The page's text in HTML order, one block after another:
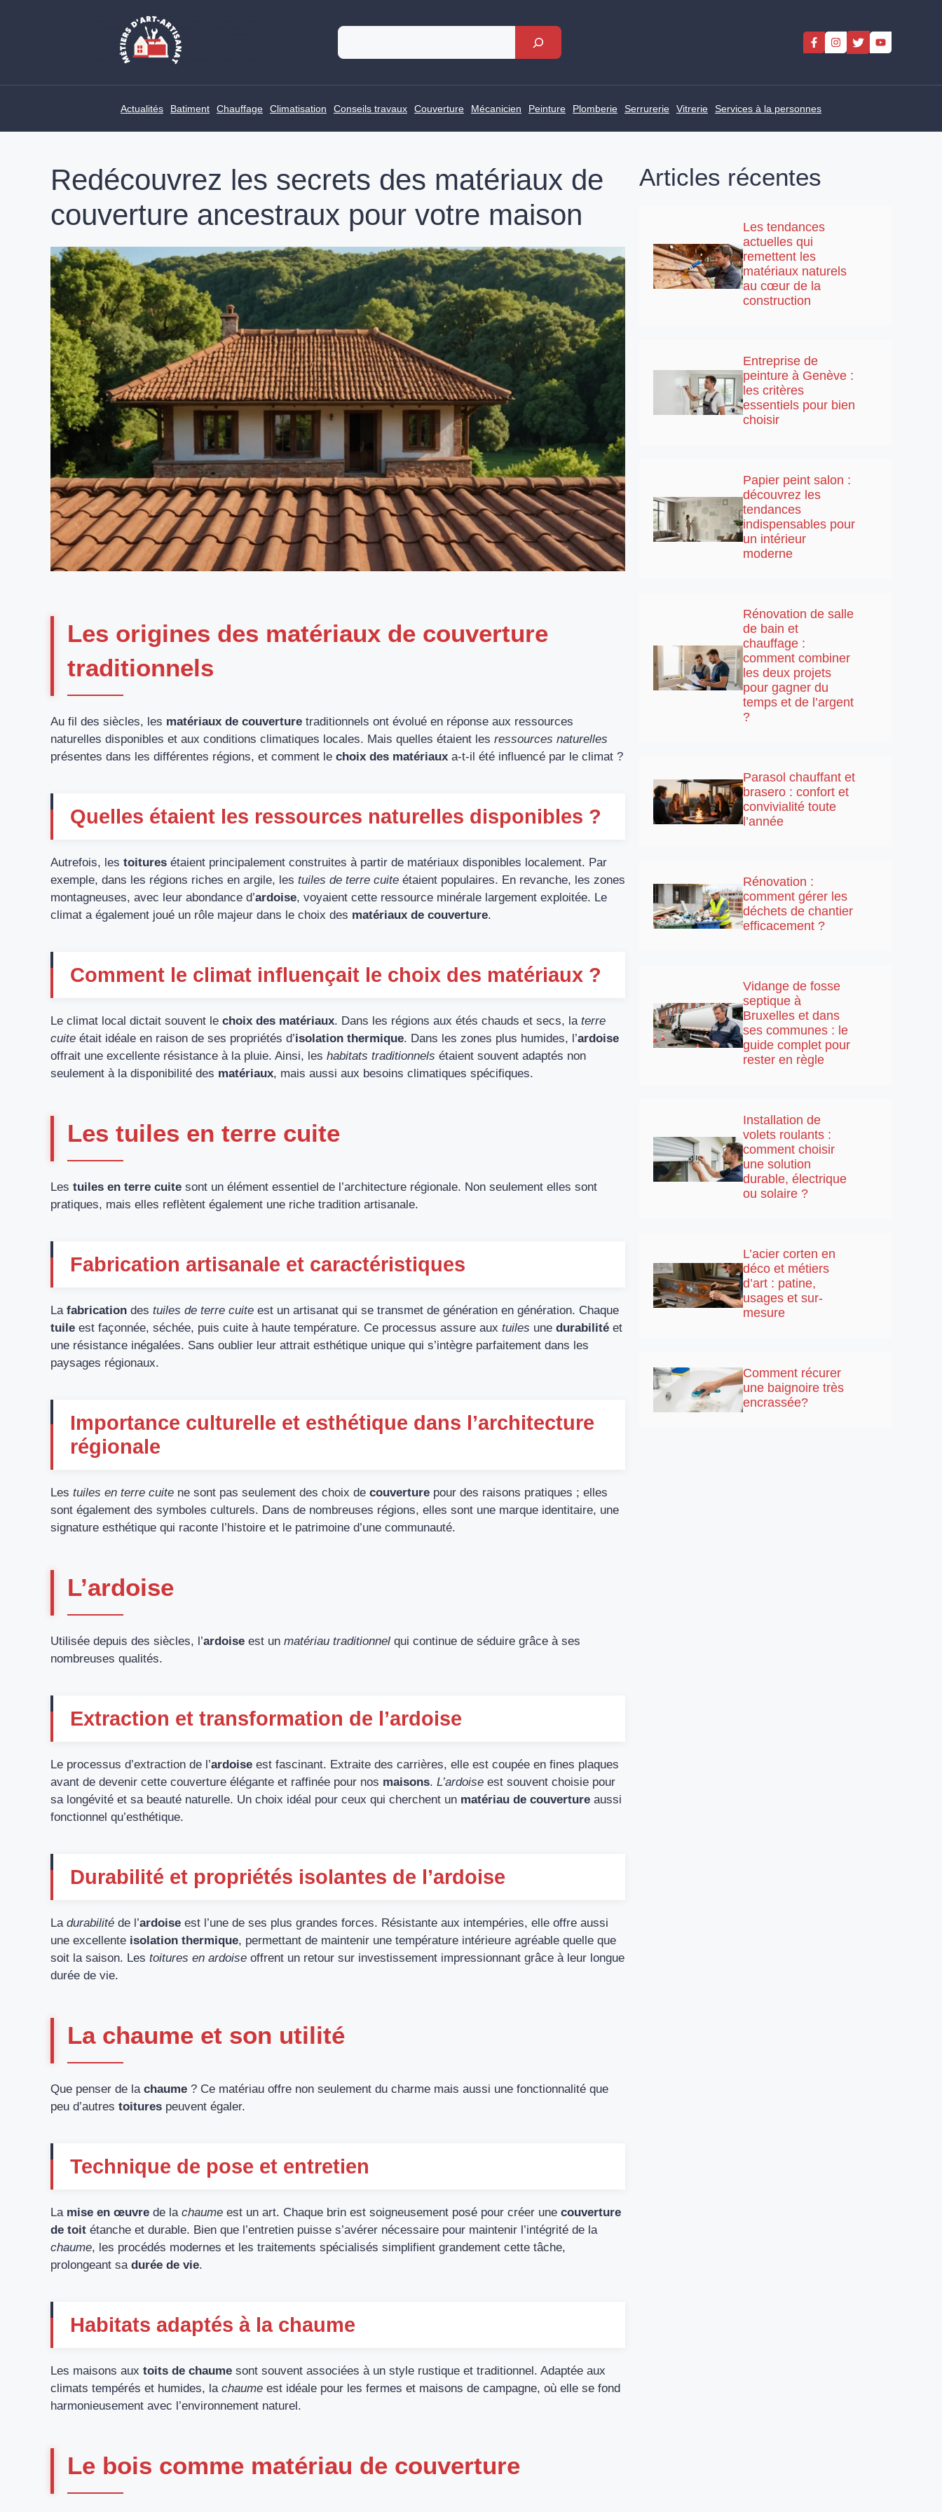
Rechercher
Actualités Batiment Chauffage Climatisation Conseils travaux Couverture Mécanicien Peinture Plomberie Serrurerie Vitrerie Services à la personnes
Redécouvrez les secrets des matériaux de
couverture ancestraux pour votre maison
Les origines des matériaux de couverture
traditionnels
Au fil des siècles, les matériaux de couverture traditionnels ont évolué en réponse aux ressources
naturelles disponibles et aux conditions climatiques locales. Mais quelles étaient les ressources naturelles
présentes dans les différentes régions, et comment le choix des matériaux a-t-il été influencé par le climat ?
Quelles étaient les ressources naturelles disponibles ?
Autrefois, les toitures étaient principalement construites à partir de matériaux disponibles localement. Par
exemple, dans les régions riches en argile, les tuiles de terre cuite étaient populaires. En revanche, les zones
montagneuses, avec leur abondance d’ardoise, voyaient cette ressource minérale largement exploitée. Le
climat a également joué un rôle majeur dans le choix des matériaux de couverture.
Comment le climat influençait le choix des matériaux ?
Le climat local dictait souvent le choix des matériaux. Dans les régions aux étés chauds et secs, la terre
cuite était idéale en raison de ses propriétés d’isolation thermique. Dans les zones plus humides, l’ardoise
offrait une excellente résistance à la pluie. Ainsi, les habitats traditionnels étaient souvent adaptés non
seulement à la disponibilité des matériaux, mais aussi aux besoins climatiques spécifiques.
Les tuiles en terre cuite
Les tuiles en terre cuite sont un élément essentiel de l’architecture régionale. Non seulement elles sont
pratiques, mais elles reflètent également une riche tradition artisanale.
Fabrication artisanale et caractéristiques
La fabrication des tuiles de terre cuite est un artisanat qui se transmet de génération en génération. Chaque
tuile est façonnée, séchée, puis cuite à haute température. Ce processus assure aux tuiles une durabilité et
une résistance inégalées. Sans oublier leur attrait esthétique unique qui s’intègre parfaitement dans les
paysages régionaux.
Importance culturelle et esthétique dans l’architecture
régionale
Les tuiles en terre cuite ne sont pas seulement des choix de couverture pour des raisons pratiques ; elles
sont également des symboles culturels. Dans de nombreuses régions, elles sont une marque identitaire, une
signature esthétique qui raconte l’histoire et le patrimoine d’une communauté.
L’ardoise
Utilisée depuis des siècles, l’ardoise est un matériau traditionnel qui continue de séduire grâce à ses
nombreuses qualités.
Extraction et transformation de l’ardoise
Le processus d’extraction de l’ardoise est fascinant. Extraite des carrières, elle est coupée en fines plaques
avant de devenir cette couverture élégante et raffinée pour nos maisons. L’ardoise est souvent choisie pour
sa longévité et sa beauté naturelle. Un choix idéal pour ceux qui cherchent un matériau de couverture aussi
fonctionnel qu’esthétique.
Durabilité et propriétés isolantes de l’ardoise
La durabilité de l’ardoise est l’une de ses plus grandes forces. Résistante aux intempéries, elle offre aussi
une excellente isolation thermique, permettant de maintenir une température intérieure agréable quelle que
soit la saison. Les toitures en ardoise offrent un retour sur investissement impressionnant grâce à leur longue
durée de vie.
La chaume et son utilité
Que penser de la chaume ? Ce matériau offre non seulement du charme mais aussi une fonctionnalité que
peu d’autres toitures peuvent égaler.
Technique de pose et entretien
La mise en œuvre de la chaume est un art. Chaque brin est soigneusement posé pour créer une couverture
de toit étanche et durable. Bien que l’entretien puisse s’avérer nécessaire pour maintenir l’intégrité de la
chaume, les procédés modernes et les traitements spécialisés simplifient grandement cette tâche,
prolongeant sa durée de vie.
Habitats adaptés à la chaume
Les maisons aux toits de chaume sont souvent associées à un style rustique et traditionnel. Adaptée aux
climats tempérés et humides, la chaume est idéale pour les fermes et maisons de campagne, où elle se fond
harmonieusement avec l’environnement naturel.
Le bois comme matériau de couverture
Articles récentes
Les tendances
actuelles qui
remettent les
matériaux naturels
au cœur de la
construction
Entreprise de
peinture à Genève :
les critères
essentiels pour bien
choisir
Papier peint salon :
découvrez les
tendances
indispensables pour
un intérieur
moderne
Rénovation de salle
de bain et
chauffage :
comment combiner
les deux projets
pour gagner du
temps et de l’argent
?
Parasol chauffant et
brasero : confort et
convivialité toute
l’année
Rénovation :
comment gérer les
déchets de chantier
efficacement ?
Vidange de fosse
septique à
Bruxelles et dans
ses communes : le
guide complet pour
rester en règle
Installation de
volets roulants :
comment choisir
une solution
durable, électrique
ou solaire ?
L’acier corten en
déco et métiers
d’art : patine,
usages et sur-
mesure
Comment récurer
une baignoire très
encrassée?